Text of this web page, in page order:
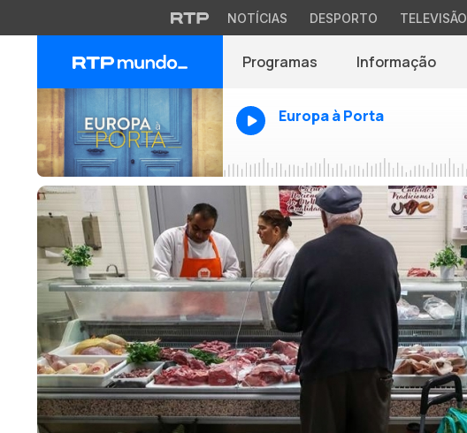
NOTÍCIAS DESPORTO TELEVISÃO
Programas Informação
Europa à Porta